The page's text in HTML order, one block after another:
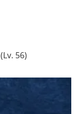
56)